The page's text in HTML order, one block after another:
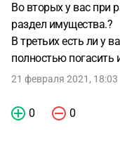
Во вторых у вас при
раздел имущества.?
В третьих есть ли у
полностью погасить
21 февраля 2021, 18:03
0 0